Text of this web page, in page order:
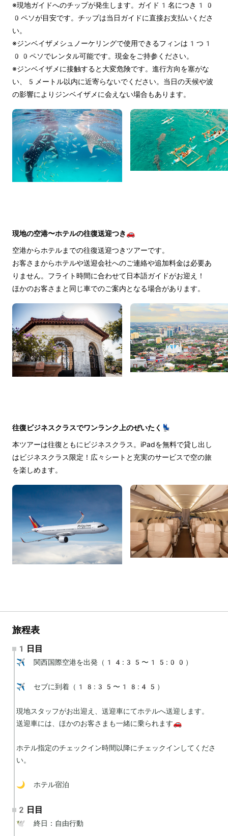
※現地ガイドへのチップが発生します。ガイド1名につき10
0ペソが目安です。チップは当日ガイドに直接お支払いくださ
い。
※ジンベイザメシュノーケリングで使用できるフィンは1つ1
00ペソでレンタル可能です。現金をご持参ください。
※ジンベイザメに接触すると大変危険です。進行方向を塞がな
い、5メートル以内に近寄らないでください。当日の天候や波
の影響によりジンベイザメに会えない場合もあります。
現地の空港〜ホテルの往復送迎つき🚗
空港からホテルまでの往復送迎つきツアーです。
お客さまからホテルや送迎会社へのご連絡や追加料金は必要あ
りません。フライト時間に合わせて日本語ガイドがお迎え！
ほかのお客さまと同じ車でのご案内となる場合があります。
往復ビジネスクラスでワンランク上のぜいたく💺
本ツアーは往復ともにビジネスクラス。iPadを無料で貸し出し
はビジネスクラス限定！広々シートと充実のサービスで空の旅
を楽しめます。
旅程表
1日目
✈️ 関西国際空港を出発（14:35〜15:00）
✈️ セブに到着（18:35〜18:45）
現地スタッフがお出迎え、送迎車にてホテルへ送迎します。
送迎車には、ほかのお客さまも一緒に乗られます🚗
ホテル指定のチェックイン時間以降にチェックインしてくださ
い。
🌙 ホテル宿泊
2日目
🕊 終日：自由行動